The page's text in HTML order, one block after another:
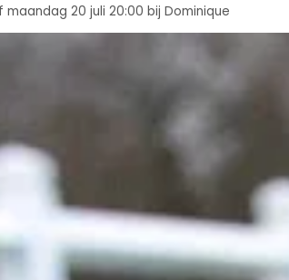
maandag 20 juli 20:00 bij Dominique